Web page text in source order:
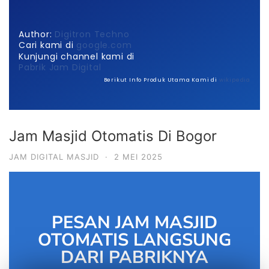
Author: Digitron Techno
Cari kami di google.com
Kunjungi channel kami di
Pabrik Jam Digital
Berikut Info Produk Utama Kami di wikipedia
Jam Masjid Otomatis Di Bogor
JAM DIGITAL MASJID · 2 MEI 2025
PESAN JAM MASJID
OTOMATIS LANGSUNG
DARI PABRIKNYA